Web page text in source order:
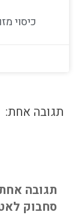
כיסוי
תגובה אחת:
תגובה
סחבוק